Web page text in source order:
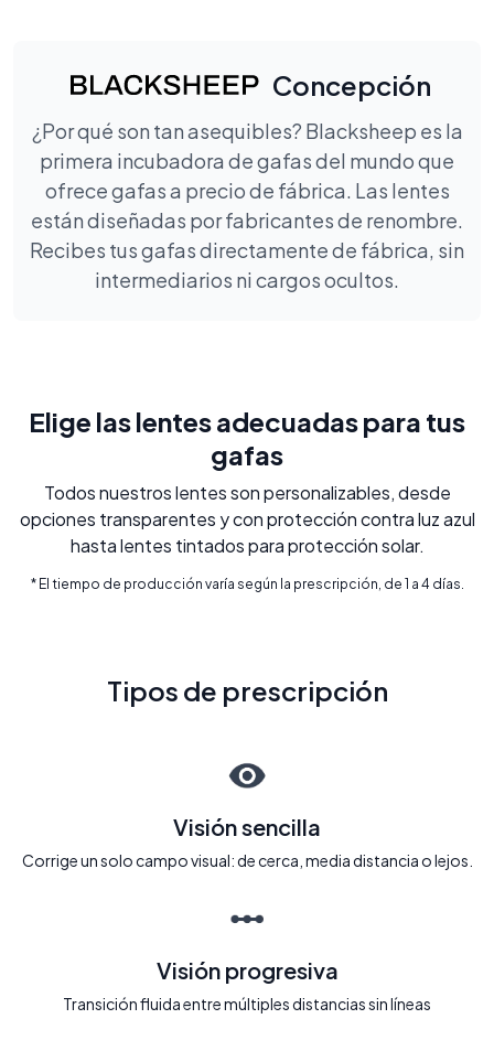
Concepción
¿Por qué son tan asequibles? Blacksheep es la
primera incubadora de gafas del mundo que
ofrece gafas a precio de fábrica. Las lentes
están diseñadas por fabricantes de renombre.
Recibes tus gafas directamente de fábrica, sin
intermediarios ni cargos ocultos.
Elige las lentes adecuadas para tus
gafas
Todos nuestros lentes son personalizables, desde
opciones transparentes y con protección contra luz azul
hasta lentes tintados para protección solar.
* El tiempo de producción varía según la prescripción, de 1 a 4 días.
Tipos de prescripción
Visión sencilla
Corrige un solo campo visual: de cerca, media distancia o lejos.
Visión progresiva
Transición fluida entre múltiples distancias sin líneas